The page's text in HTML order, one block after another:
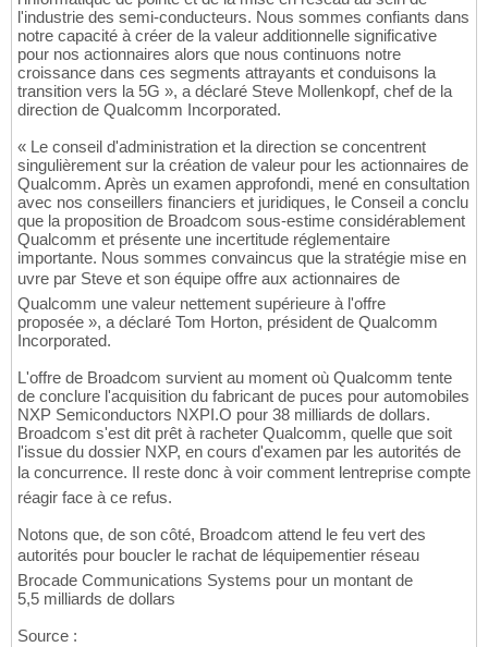
l'industrie des semi-conducteurs. Nous sommes confiants dans
notre capacité à créer de la valeur additionnelle significative
pour nos actionnaires alors que nous continuons notre
croissance dans ces segments attrayants et conduisons la
transition vers la 5G », a déclaré Steve Mollenkopf, chef de la
direction de Qualcomm Incorporated.
« Le conseil d'administration et la direction se concentrent
singulièrement sur la création de valeur pour les actionnaires de
Qualcomm. Après un examen approfondi, mené en consultation
avec nos conseillers financiers et juridiques, le Conseil a conclu
que la proposition de Broadcom sous-estime considérablement
Qualcomm et présente une incertitude réglementaire
importante. Nous sommes convaincus que la stratégie mise en
uvre par Steve et son équipe offre aux actionnaires de
Qualcomm une valeur nettement supérieure à l'offre
proposée », a déclaré Tom Horton, président de Qualcomm
Incorporated.
L'offre de Broadcom survient au moment où Qualcomm tente
de conclure l'acquisition du fabricant de puces pour automobiles
NXP Semiconductors NXPI.O pour 38 milliards de dollars.
Broadcom s'est dit prêt à racheter Qualcomm, quelle que soit
l'issue du dossier NXP, en cours d'examen par les autorités de
la concurrence. Il reste donc à voir comment lentreprise compte
réagir face à ce refus.
Notons que, de son côté, Broadcom attend le feu vert des
autorités pour boucler le rachat de léquipementier réseau
Brocade Communications Systems pour un montant de
5,5 milliards de dollars
Source :